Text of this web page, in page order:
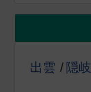
出雲 隠岐